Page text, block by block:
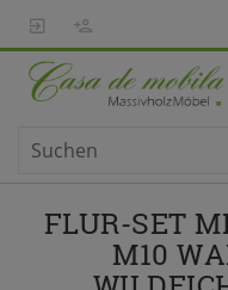
FLUR-SET
M10